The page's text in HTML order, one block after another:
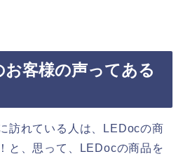
客様の声ってある
訪れている人は、LEDocの商
と、思って、LEDocの商品を